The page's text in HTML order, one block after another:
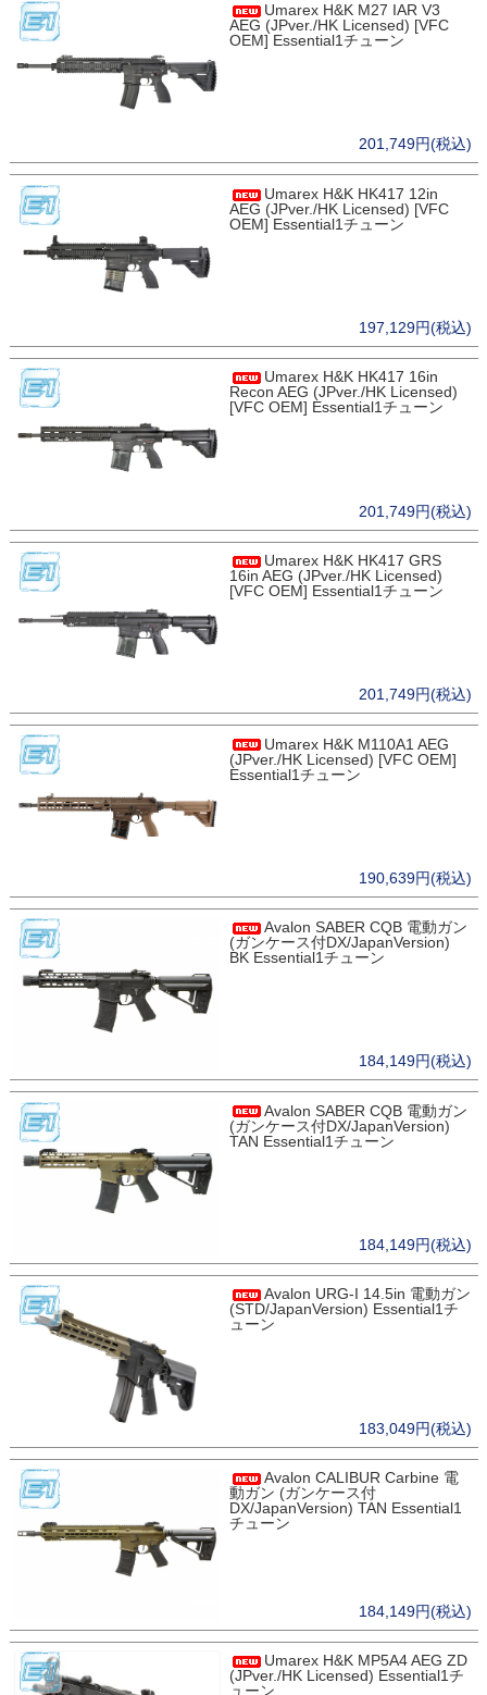
Umarex H&K M27 IAR V3
AEG (JPver./HK Licensed) [VFC
OEM] Essential1チューン
201,749円(税込)
Umarex H&K HK417 12in
AEG (JPver./HK Licensed) [VFC
OEM] Essential1チューン
197,129円(税込)
Umarex H&K HK417 16in
Recon AEG (JPver./HK Licensed)
[VFC OEM] Essential1チューン
201,749円(税込)
Umarex H&K HK417 GRS
16in AEG (JPver./HK Licensed)
[VFC OEM] Essential1チューン
201,749円(税込)
Umarex H&K M110A1 AEG
(JPver./HK Licensed) [VFC OEM]
Essential1チューン
190,639円(税込)
Avalon SABER CQB 電動ガン
(ガンケース付DX/JapanVersion)
BK Essential1チューン
184,149円(税込)
Avalon SABER CQB 電動ガン
(ガンケース付DX/JapanVersion)
TAN Essential1チューン
184,149円(税込)
Avalon URG-I 14.5in 電動ガン
(STD/JapanVersion) Essential1チ
ューン
183,049円(税込)
Avalon CALIBUR Carbine 電
動ガン (ガンケース付
DX/JapanVersion) TAN Essential1
チューン
184,149円(税込)
Umarex H&K MP5A4 AEG ZD
(JPver./HK Licensed) Essential1チ
ューン